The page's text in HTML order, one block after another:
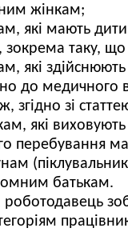
жінкам;
які мають
зокрема таку,
які
до медичного
згідно зі
які виховують
перебування
батькам.